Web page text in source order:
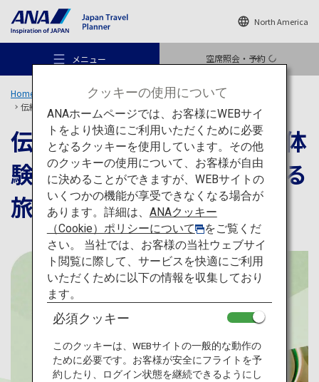
North America
メニュー 空席照会・予約
おすすめの旅
旅のアイデア
行き先
旅のお役立ち情報
ANA サービス
Home 旅のアイデア
特集
伝統的な茶道から珍しい茶体験まで！日本の茶を満喫する旅
伝統的な茶道から珍しい茶体
験まで！日本の茶を満喫する
旅
クッキーの使用について
ANAホームページでは、お客様にWEBサイ
トをより快適にご利用いただくために必要
となるクッキーを使用しています。その他
のクッキーの使用について、お客様が自由
に決めることができますが、WEBサイトの
いくつかの機能が享受できなくなる場合が
あります。詳細は、 ANAクッキー
（Cookie）ポリシーについて
をご覧くだ
さい。 当社では、お客様の当社ウェブサイ
ト閲覧に際して、サービスを快適にご利用
いただくために以下の情報を収集しており
ます。
必須クッキー
このクッキーは、WEBサイトの一般的な動作の
ために必要です。お客様が安全にフライトを予
約したり、ログイン状態を継続できるようにし